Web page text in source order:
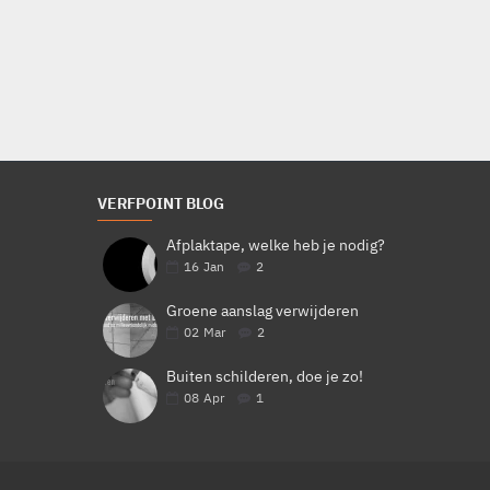
VERFPOINT BLOG
Afplaktape, welke heb je nodig?
16 Jan 2
Groene aanslag verwijderen
02 Mar 2
Buiten schilderen, doe je zo!
08 Apr 1